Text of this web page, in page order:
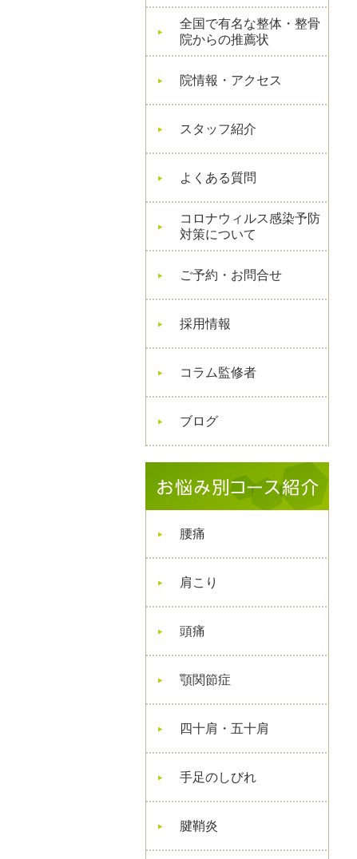
全国で有名な整体・整骨
院からの推薦状
院情報・アクセス
スタッフ紹介
よくある質問
コロナウィルス感染予防
対策について
ご予約・お問合せ
採用情報
コラム監修者
ブログ
腰痛
肩こり
頭痛
顎関節症
四十肩・五十肩
手足のしびれ
腱鞘炎